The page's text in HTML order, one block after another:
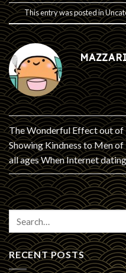
This entry was posted in
The Wonderful Effect out of
Showing Kindness to Men of
all ages When Internet dating
RECENT POSTS